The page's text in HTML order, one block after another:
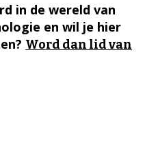
in de wereld van
en wil je hier
Word dan lid van